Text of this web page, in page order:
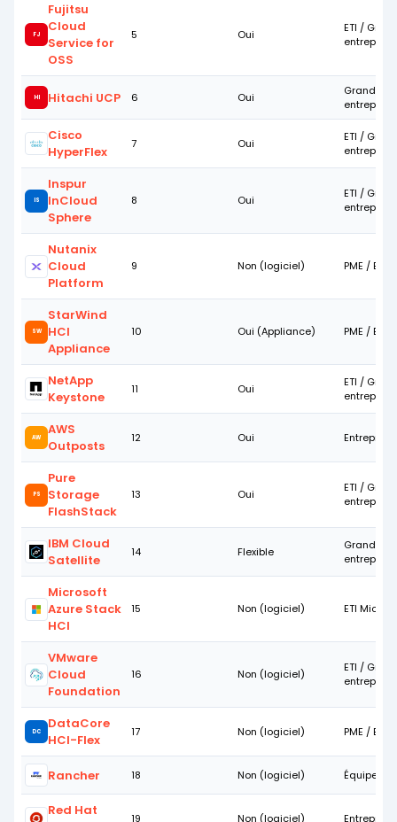
FJ
Fujitsu
Cloud
Service for
OSS
5 Oui
ETI /
HI Hitachi UCP 6 Oui
Grandes
Cisco
HyperFlex
7 Oui
ETI /
IS
Inspur
InCloud
Sphere
8 Oui
ETI /
Nutanix
Cloud
Platform
9 Non (logiciel) PME / ETI
SW
StarWind
HCI
Appliance
10 Oui (Appliance) PME / ETI
NetApp
Keystone
11 Oui
ETI /
AW
AWS
Outposts
12 Oui
PS
Pure
Storage
FlashStack
13 Oui
ETI /
IBM Cloud
Satellite
14 Flexible
Grandes
Microsoft
Azure Stack
HCI
15 Non (logiciel) ETI
VMware
Cloud
Foundation
16 Non (logiciel)
ETI /
DC
DataCore
HCI-Flex
17 Non (logiciel) PME / ETI
Rancher 18 Non (logiciel) Équipes
Red Hat
19 Non (logiciel)